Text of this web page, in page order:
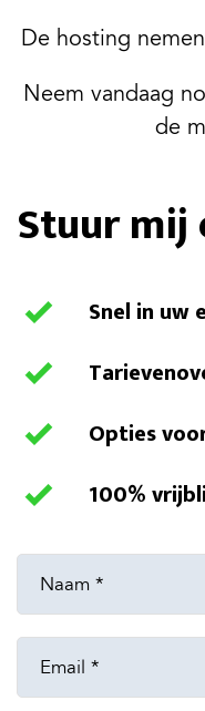
De hosting
Neem vandaag
de
Stuur
Snel in uw
Opties
100%